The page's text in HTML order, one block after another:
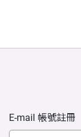
E-mail 帳號註冊